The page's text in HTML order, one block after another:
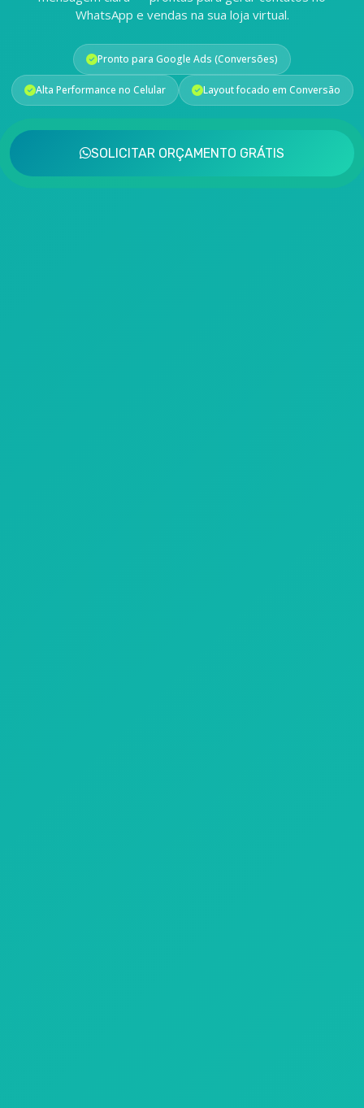
WhatsApp e vendas na sua loja virtual.
Pronto para Google Ads (Conversões)
Alta Performance no Celular Layout focado em Conversão
SOLICITAR ORÇAMENTO GRÁTIS